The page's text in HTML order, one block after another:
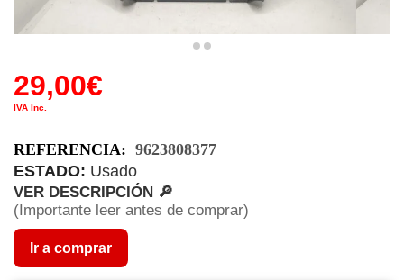
29,00€
IVA Inc.
REFERENCIA: 9623808377
ESTADO: Usado
VER DESCRIPCIÓN 🔎
(Importante leer antes de comprar)
Ir a comprar